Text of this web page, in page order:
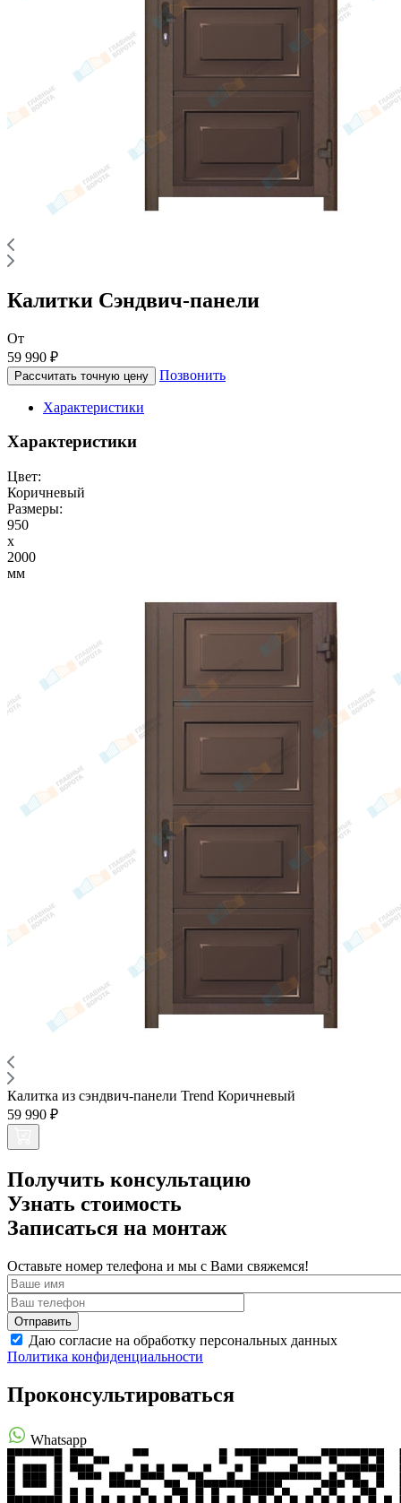
Калитки Сэндвич-панели
От
59 990 ₽
Рассчитать точную цену Позвонить
Характеристики
Характеристики
Цвет:
Коричневый
Размеры:
950
x
2000
мм
Калитка из сэндвич-панели Trend Коричневый
59 990 ₽
Получить консультацию
Узнать стоимость
Записаться на монтаж
Оставьте номер телефона и мы с Вами свяжемся!
Даю согласие на обработку персональных данных
Политика конфиденциальности
Проконсультироваться
Whatsapp